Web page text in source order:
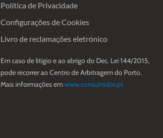
Política de Privacidade
Configurações de Cookies
Livro de reclamações eletrónico
Em caso de litigio e ao abrigo do Dec. Lei 144/2015,
pode recorrer ao Centro de Arbitragem do Porto.
Mais informações emwww.consumidor.pt